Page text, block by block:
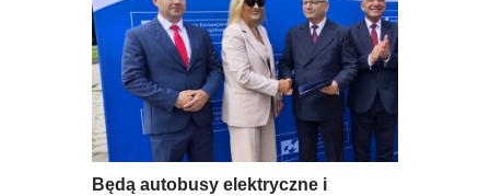
Będą autobusy elektryczne i